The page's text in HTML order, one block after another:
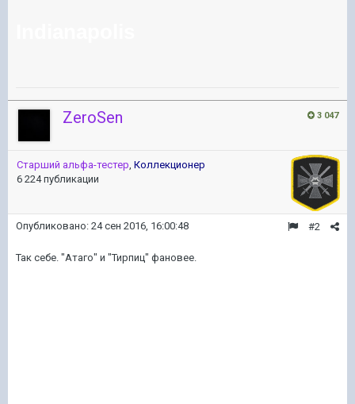
3 047
ZeroSen
Старший альфа-тестер, Коллекционер
6 224 публикации
#2
Опубликовано: 24 сен 2016, 16:00:48
Так себе. "Атаго" и "Тирпиц" фановее.